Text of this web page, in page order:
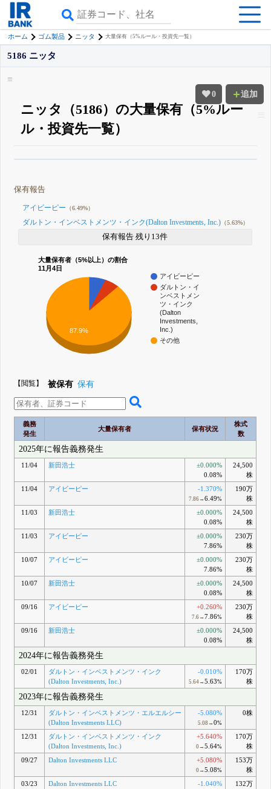
ホーム ゴム製品 ニッタ 大量保有（5%ルール・投資先一覧）
0 追加
5186 ニッタ
ニッタ（5186）の大量保有（5%ルー
ル・投資先一覧）
登録すると永久30%OFFと米株版の先行利用も付きます
保有報告
アイビーピー （6.49%）
ダルトン・インベストメンツ・インク(Dalton Investments, Inc.) （5.63%）
保有報告 残り13件
大量保有者（5%以上）の割合
11月4日
アイビーピー
ダルトン・イ
ンベストメン
ツ・インク
(Dalton
Investments,
Inc.)
その他
87.9%
【閲覧】 被保有 保有
義務
発生
大量保有者 保有状況
株式
数
2025年に報告義務発生
11/04 新田浩士
±0.000%
0.08%
24,500
株
11/04
アイビーピー -1.370%
7.86→ 6.49%
190万
株
11/03
新田浩士
±0.000%
0.08%
24,500
株
11/03
アイビーピー
±0.000%
7.86%
230万
株
10/07
アイビーピー
±0.000%
7.86%
230万
株
10/07
新田浩士
±0.000%
0.08%
24,500
株
09/16
アイビーピー +0.260%
7.6→ 7.86%
230万
株
09/16
新田浩士
±0.000%
0.08%
24,500
株
2024年に報告義務発生
02/01
ダルトン・インベストメンツ・インク
(Dalton Investments, Inc.)
-0.010%
5.64→ 5.63%
170万
株
2023年に報告義務発生
12/31
ダルトン・インベストメンツ・エルエルシー
(Dalton Investments LLC)
-5.080%
5.08→ 0%
0株
12/31
ダルトン・インベストメンツ・インク
(Dalton Investments, Inc.)
+5.640%
0→ 5.64%
170万
株
09/27
Dalton Investments LLC +5.080%
0→ 5.08%
153万
株
03/23
Dalton Investments LLC -1.040%
132万